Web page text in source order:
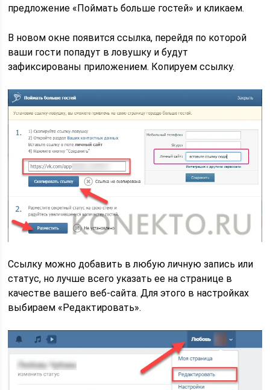
предложение «Поймать больше гостей» и кликаем.
В новом окне появится ссылка, перейдя по которой
ваши гости попадут в ловушку и будут
зафиксированы приложением. Копируем ссылку.
Ссылку можно добавить в любую личную запись или
статус, но лучше всего указать ее на странице в
качестве вашего веб-сайта. Для этого в настройках
выбираем «Редактировать».